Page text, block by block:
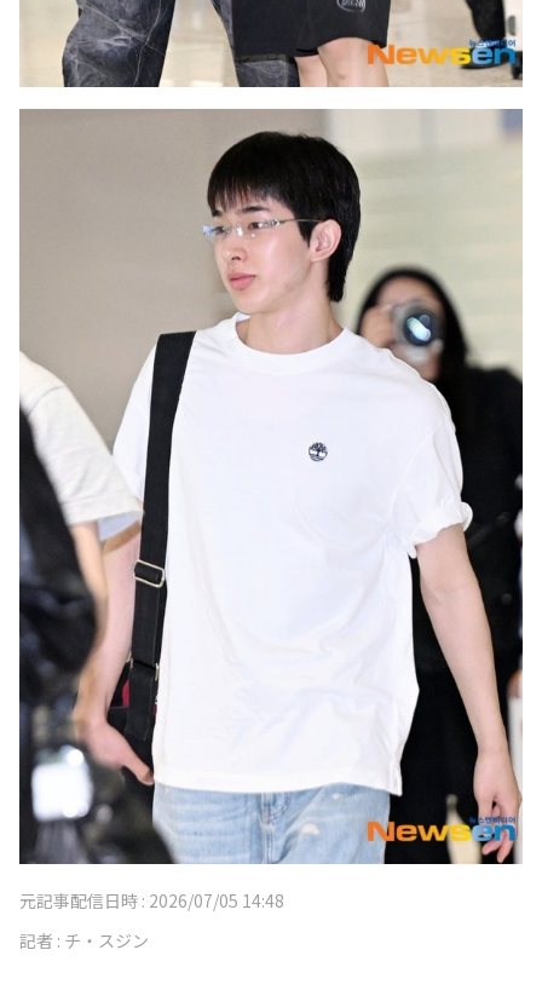
元記事配信日時 : 2026/07/05 14:48
記者 : チ・スジン